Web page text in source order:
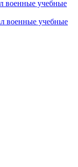
военные учебные
военные учебные